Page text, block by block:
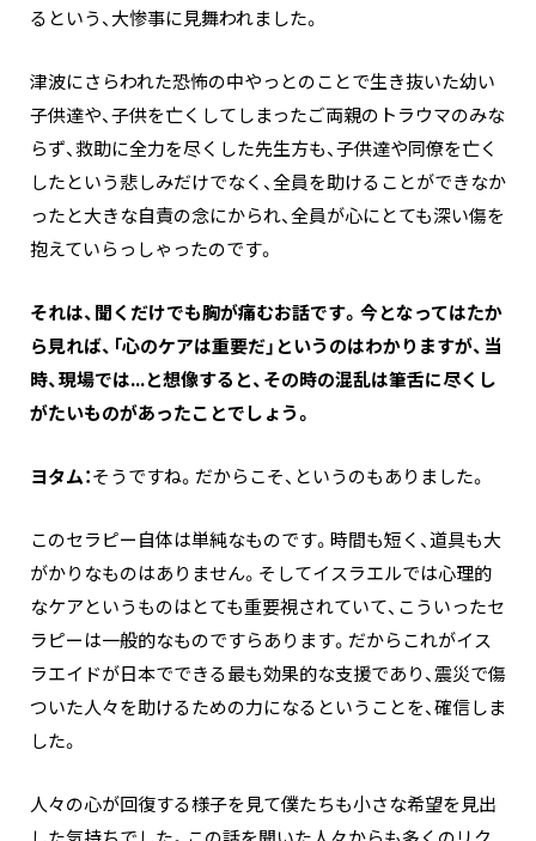
るという、大惨事に見舞われました。
津波にさらわれた恐怖の中やっとのことで生き抜いた幼い
子供達や、子供を亡くしてしまったご両親のトラウマのみな
らず、救助に全力を尽くした先生方も、子供達や同僚を亡く
したという悲しみだけでなく、全員を助けることができなか
ったと大きな自責の念にかられ、全員が心にとても深い傷を
抱えていらっしゃったのです。
―――それは、聞くだけでも胸が痛むお話です。今となってはたか
ら見れば、「心のケアは重要だ」というのはわかりますが、当
時、現場では…と想像すると、その時の混乱は筆舌に尽くし
がたいものがあったことでしょう。
ヨタム：そうですね。だからこそ、というのもありました。
このセラピー自体は単純なものです。時間も短く、道具も大
がかりなものはありません。そしてイスラエルでは心理的
なケアというものはとても重要視されていて、こういったセ
ラピーは一般的なものですらあります。だからこれがイス
ラエイドが日本でできる最も効果的な支援であり、震災で傷
ついた人々を助けるための力になるということを、確信しま
した。
人々の心が回復する様子を見て僕たちも小さな希望を見出